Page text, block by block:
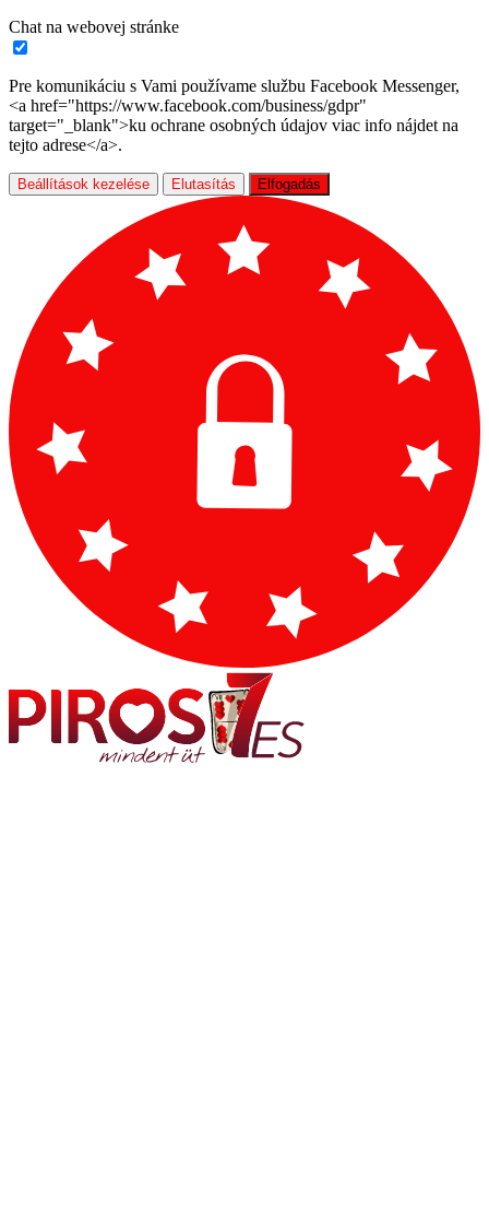
Chat na webovej stránke
Pre komunikáciu s Vami používame službu Facebook Messenger,
<a href="https://www.facebook.com/business/gdpr"
target="_blank">ku ochrane osobných údajov viac info nájdet na
tejto adrese</a>.
Beállítások kezelése Elutasítás Elfogadás